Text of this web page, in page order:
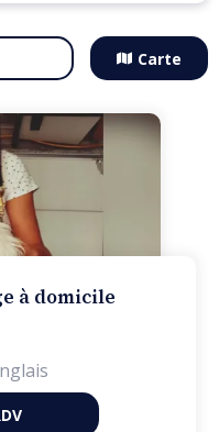
Carte
à domicile